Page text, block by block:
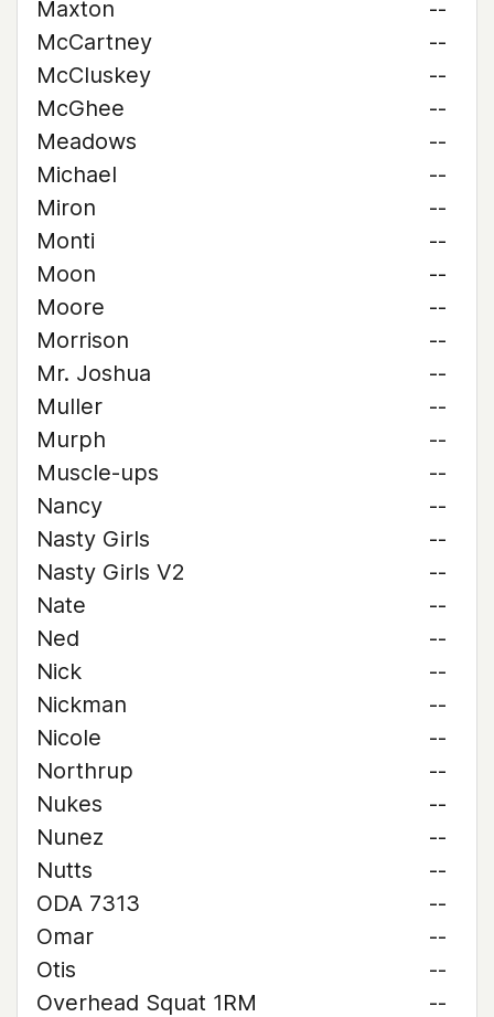
Maxton
--
McCartney
--
McCluskey
--
McGhee
--
Meadows
--
Michael
--
Miron
--
Monti
--
Moon
--
Moore
--
Morrison
--
Mr. Joshua
--
Muller
--
Murph
--
Muscle-ups
--
Nancy
--
Nasty Girls
--
Nasty Girls V2
--
Nate
--
Ned
--
Nick
--
Nickman
--
Nicole
--
Northrup
--
Nukes
--
Nunez
--
Nutts
--
ODA 7313
--
Omar
--
Otis
--
Overhead Squat 1RM
--